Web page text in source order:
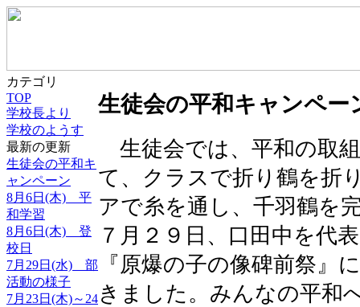
カテゴリ
TOP
学校長より
学校のようす
最新の更新
生徒会の平和キ
ャンペーン
8月6日(木) 平
和学習
8月6日(木) 登
校日
7月29日(水) 部
活動の様子
7月23日(木)～24
生徒会の平和キャンペー
生徒会では、平和の取
て、クラスで折り鶴を折
アで糸を通し、千羽鶴を
７月２９日、口田中を代
『原爆の子の像碑前祭』
きました。みんなの平和